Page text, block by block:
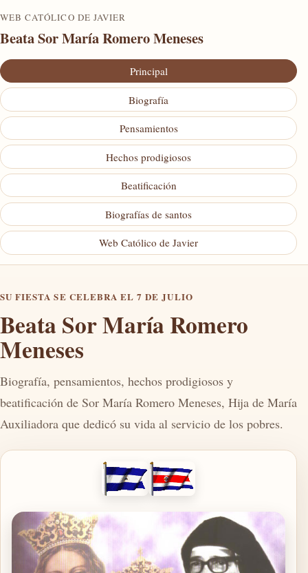
WEB CATÓLICO DE JAVIER
Beata Sor María Romero Meneses
Principal
Biografía
Pensamientos
Hechos prodigiosos
Beatificación
Biografías de santos
Web Católico de Javier
SU FIESTA SE CELEBRA EL 7 DE JULIO
Beata Sor María Romero
Meneses
Biografía, pensamientos, hechos prodigiosos y
beatificación de Sor María Romero Meneses, Hija de María
Auxiliadora que dedicó su vida al servicio de los pobres.